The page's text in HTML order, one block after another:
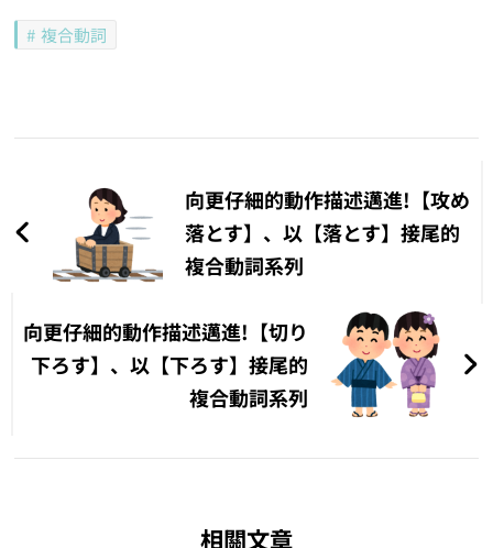
複合動詞
導
向更仔細的動作描述邁進!【攻め
落とす】、以【落とす】接尾的
複合動詞系列
向更仔細的動作描述邁進!【切り
下ろす】、以【下ろす】接尾的
複合動詞系列
相關文章